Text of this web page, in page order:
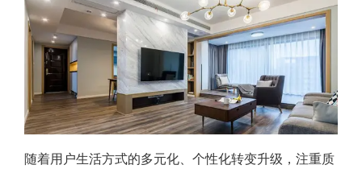
随着用户生活方式的多元化、个性化转变升级，注重质